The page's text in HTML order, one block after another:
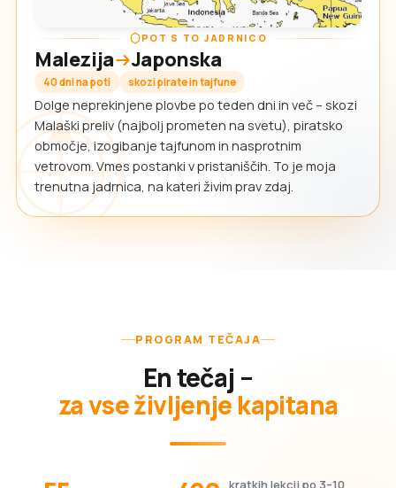
POT S TO JADRNICO
Malezija Japonska
40 dni na poti skozi pirate in tajfune
Dolge neprekinjene plovbe po teden dni in več – skozi
Malaški preliv (najbolj prometen na svetu), piratsko
območje, izogibanje tajfunom in nasprotnim
vetrovom. Vmes postanki v pristaniščih. To je moja
trenutna jadrnica, na kateri živim prav zdaj.
PROGRAM TEČAJA
En tečaj –
za vse življenje kapitana
kratkih lekcij po 3–10